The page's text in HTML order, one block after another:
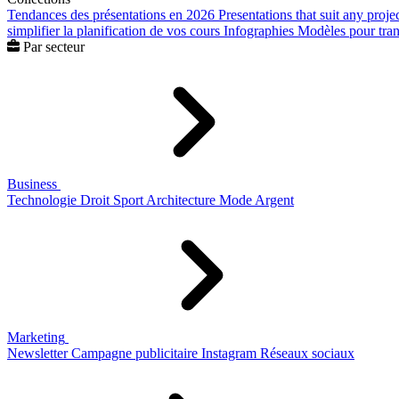
Tendances des présentations en 2026 Presentations that suit any
simplifier la planification de vos cours Infographies Modèles pour
Par secteur
Business
Technologie Droit Sport Architecture Mode Argent
Marketing
Newsletter Campagne publicitaire Instagram Réseaux sociaux